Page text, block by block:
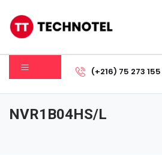
Votre panier est vide.
Sous-total:
Voir Le Panier
(+216) 75 273 155
NVR1B04HS/L